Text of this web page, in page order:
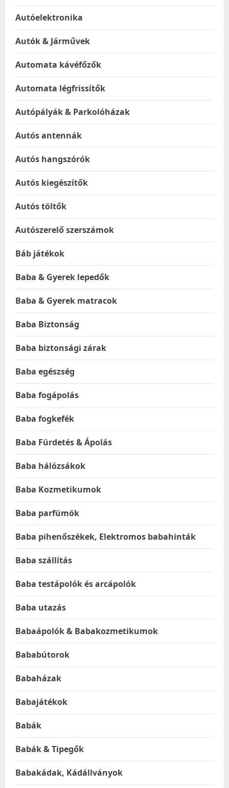
Autóelektronika
Autók & Járművek
Automata kávéfőzők
Automata légfrissítők
Autópályák & Parkolóházak
Autós antennák
Autós hangszórók
Autós kiegészítők
Autós töltők
Autószerelő szerszámok
Báb játékok
Baba & Gyerek lepedők
Baba & Gyerek matracok
Baba Biztonság
Baba biztonsági zárak
Baba egészség
Baba fogápolás
Baba fogkefék
Baba Fürdetés & Ápolás
Baba hálózsákok
Baba Kozmetikumok
Baba parfümök
Baba pihenőszékek, Elektromos babahinták
Baba szállítás
Baba testápolók és arcápolók
Baba utazás
Babaápolók & Babakozmetikumok
Bababútorok
Babaházak
Babajátékok
Babák
Babák & Tipegők
Babakádak, Kádállványok